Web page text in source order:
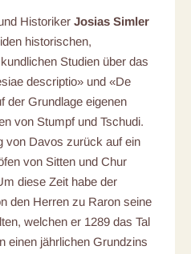
Historiker Josias Simler
historischen,
Studien über das
descriptio» und «De
der Grundlage eigenen
von Stumpf und Tschudi.
von Davos zurück auf ein
von Sitten und Chur
diese Zeit habe der
den Herren zu Raron seine
welchen er 1289 das Tal
einen jährlichen Grundzins